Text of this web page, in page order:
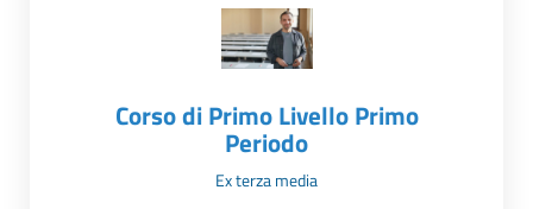
Corso di Primo Livello Primo
Periodo
Ex terza media